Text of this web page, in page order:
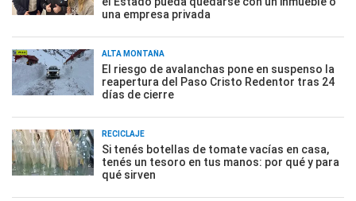
una empresa privada
ALTA MONTAÑA
El riesgo de avalanchas pone en suspenso la
reapertura del Paso Cristo Redentor tras 24
días de cierre
RECICLAJE
Si tenés botellas de tomate vacías en casa,
tenés un tesoro en tus manos: por qué y para
qué sirven